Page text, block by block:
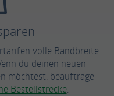
volle Bandbreite
du deinen neuen
möchtest, beauftrage
Bestellstrecke.